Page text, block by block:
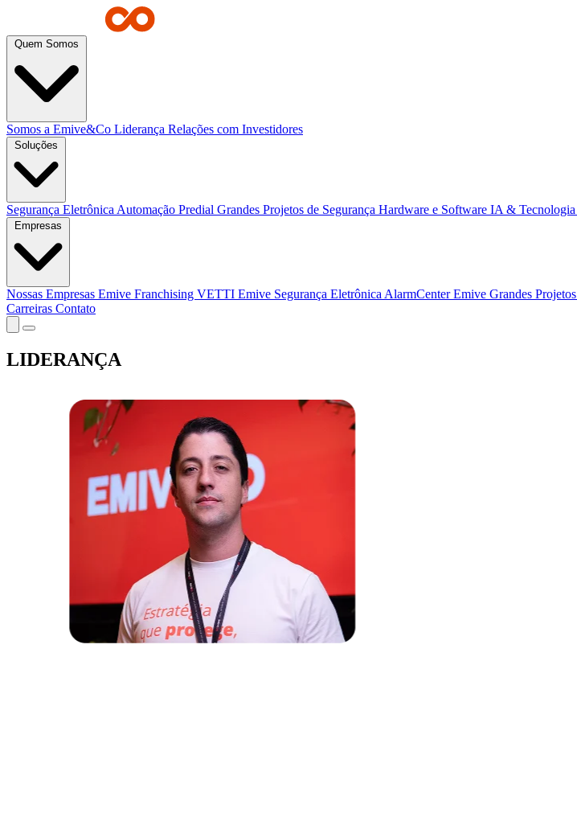
Quem Somos
Somos a Emive&Co Liderança Relações com Investidores
Soluções
Segurança Eletrônica Automação Predial Grandes Projetos de Segurança Hardware e Software IA & Tecnologia
Empresas
Nossas Empresas Emive Franchising VETTI Emive Segurança Eletrônica AlarmCenterEmive Grandes Projetos
Carreiras Contato
LIDERANÇA